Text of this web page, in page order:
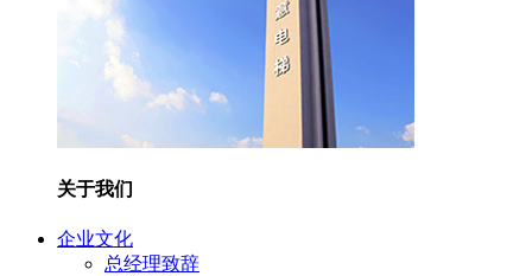
关于我们
企业文化
总经理致辞